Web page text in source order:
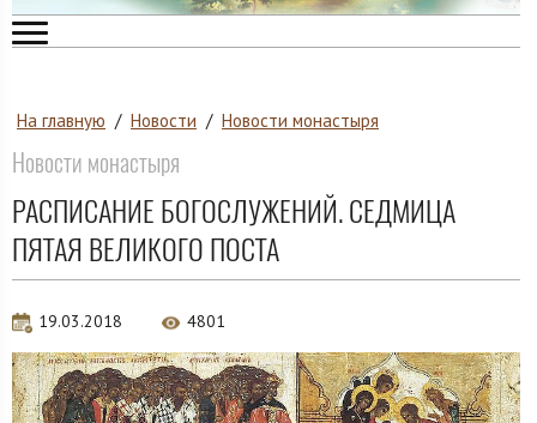
На главную / Новости / Новости монастыря
Новости монастыря
РАСПИСАНИЕ БОГОСЛУЖЕНИЙ. СЕДМИЦА
ПЯТАЯ ВЕЛИКОГО ПОСТА
19.03.2018 4801